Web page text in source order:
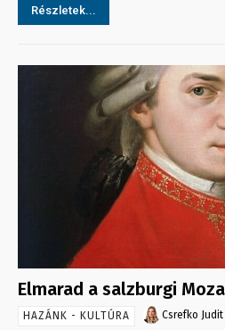
Részletek...
Elmarad a salzburgi
HAZÁNK - KULTÚRA Csrefko Judit